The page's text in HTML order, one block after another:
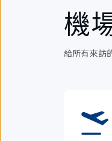
機
給所有來訪